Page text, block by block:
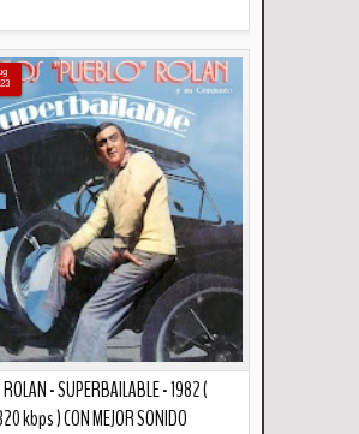
ROLAN - SUPERBAILABLE - 1982 (
kbps ) CON MEJOR SONIDO